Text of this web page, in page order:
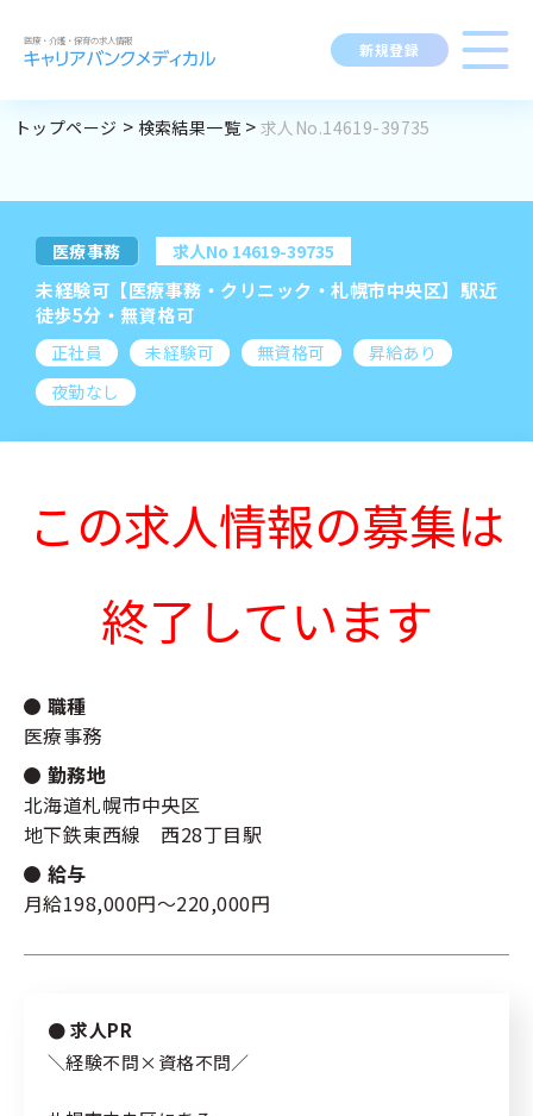
新規登録
私たちの紹介
コラム
求人閲覧履歴
マイキャリア
プライバシーポリシー
個人情報の取り扱いについて
緊急時・災害時について
求人閲覧履歴
最近利用した検索条件
SEARCH CONDITION
検索履歴はありません。
資格 指定なし
給与
変更 時給：金額を選択
施設形態 指定なし
こだわり 指定なし
トップページ 検索結果一覧 求人No.14619-39735
医療事務 求人No 14619-39735
未経験可【医療事務・クリニック・札幌市中央区】駅近
徒歩5分・無資格可
正社員 未経験可 無資格可
昇給あり
夜勤なし
この求人情報の募集は
終了しています
職種
医療事務
勤務地
北海道札幌市中央区
地下鉄東西線 西28丁目駅
給与
月給198,000円～220,000円
求人PR
＼経験不問×資格不問／